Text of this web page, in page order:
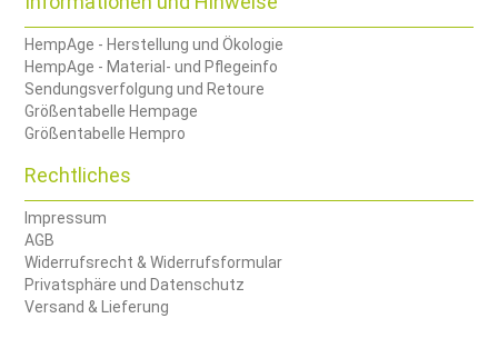
HempAge - Herstellung und Ökologie
HempAge - Material- und Pflegeinfo
Sendungsverfolgung und Retoure
Größentabelle Hempage
Größentabelle Hempro
Rechtliches
Impressum
AGB
Widerrufsrecht & Widerrufsformular
Privatsphäre und Datenschutz
Versand & Lieferung